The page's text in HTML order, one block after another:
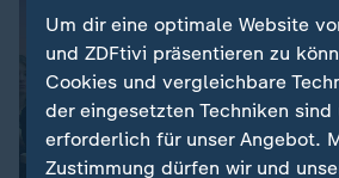
Um dir eine optimale Website
und ZDFtivi präsentieren zu
Cookies und vergleichbare
der eingesetzten Techniken
erforderlich für unser Angebot.
Zustimmung dürfen wir und